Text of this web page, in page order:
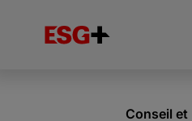
Conseil et